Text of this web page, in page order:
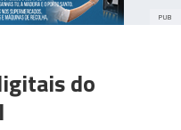
PUB
do